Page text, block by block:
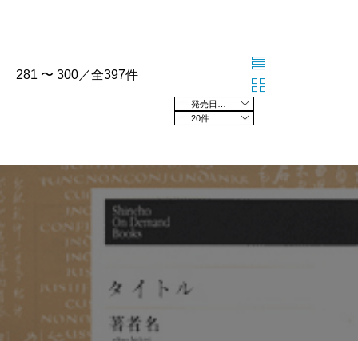
281 〜 300／全397件
20件